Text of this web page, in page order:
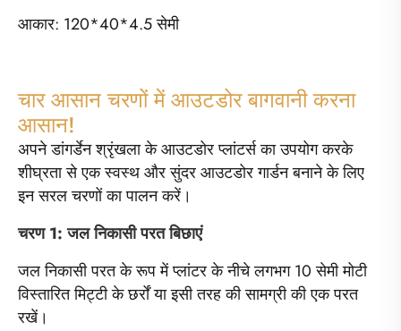
आकार: 120*40*4.5 सेमी
चार आसान चरणों में आउटडोर बागवानी करना
आसान!
अपने डांगर्डेन श्रृंखला के आउटडोर प्लांटर्स का उपयोग करके
शीघ्रता से एक स्वस्थ और सुंदर आउटडोर गार्डन बनाने के लिए
इन सरल चरणों का पालन करें।
चरण 1: जल निकासी परत बिछाएं
जल निकासी परत के रूप में प्लांटर के नीचे लगभग 10 सेमी मोटी
विस्तारित मिट्टी के छर्रों या इसी तरह की सामग्री की एक परत
रखें।